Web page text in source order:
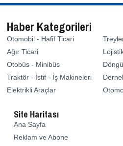
Haber Kategorileri
Otomobil - Hafif Ticari
Ağır Ticari
Otobüs - Minibüs
Traktör - İstif - İş Makineleri
Elektrikli Araçlar
Site Haritası
Ana Sayfa
Reklam ve Abone